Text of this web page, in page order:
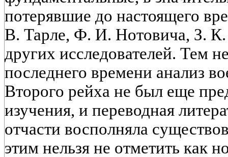
потерявшие до настоящего
В. Тарле, Ф. И. Нотовича, З.
других исследователей. Тем
последнего времени анализ
Второго рейха не был еще
изучения, и переводная
отчасти восполняла
этим нельзя не отметить как